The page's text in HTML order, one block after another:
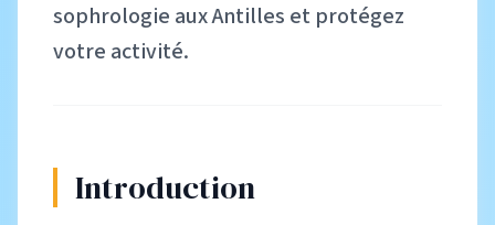
sophrologie aux Antilles et protégez
votre activité.
Introduction